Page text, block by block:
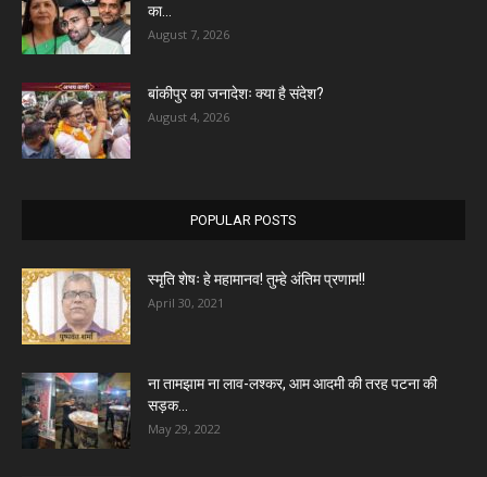
का...
August 7, 2026
बांकीपुर का जनादेशः क्या है संदेश?
August 4, 2026
POPULAR POSTS
स्मृति शेषः हे महामानव! तुम्हे अंतिम प्रणाम!!
April 30, 2021
ना तामझाम ना लाव-लश्कर, आम आदमी की तरह पटना की
सड़क...
May 29, 2022